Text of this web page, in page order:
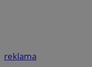
reklama